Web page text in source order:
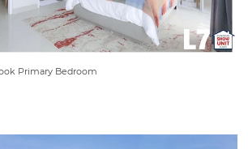
Primary Bedroom